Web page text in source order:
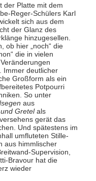
der Platte mit dem
Reger-Schülers Karl
sich aus dem
der Glanz des
hinzugesellen.
ob hier „noch“ die
die in vielen
Immer deutlicher
Großform als ein
Potpourri
So unter
aus
Gretelals
gerät das
Und spätestens im
umfluteten Stille-
aus himmlischer
Supervision,
Bravour hat die
wieder